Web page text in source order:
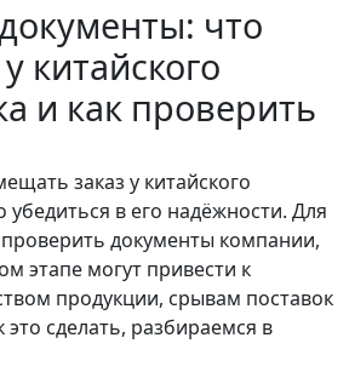
что
китайского
и как проверить
заказ у китайского
в его надёжности. Для
документы компании,
этапе могут привести к
продукции, срывам поставок
это сделать, разбираемся в